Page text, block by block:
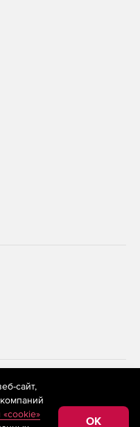
применяются
технологии
сбора,
относящихся к
сайт,
OK